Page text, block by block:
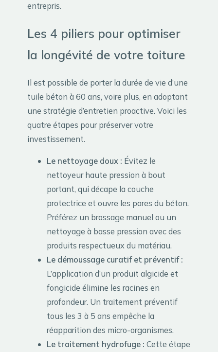
entrepris.
Les 4 piliers pour optimiser
la longévité de votre toiture
Il est possible de porter la durée de vie d’une
tuile béton à 60 ans, voire plus, en adoptant
une stratégie d’entretien proactive. Voici les
quatre étapes pour préserver votre
investissement.
Le nettoyage doux : Évitez le
nettoyeur haute pression à bout
portant, qui décape la couche
protectrice et ouvre les pores du béton.
Préférez un brossage manuel ou un
nettoyage à basse pression avec des
produits respectueux du matériau.
Le démoussage curatif et préventif :
L’application d’un produit algicide et
fongicide élimine les racines en
profondeur. Un traitement préventif
tous les 3 à 5 ans empêche la
réapparition des micro-organismes.
Le traitement hydrofuge : Cette étape